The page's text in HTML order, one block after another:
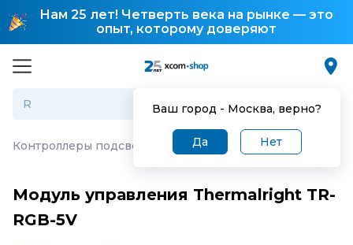
Нам 25 лет! Четверть века на рынке — это
опыт, которому доверяют
Ваш город - Москва, верно?
Да Нет
Контроллеры подсветки Модуль управления
Модуль управления Thermalright TR-
RGB-5V